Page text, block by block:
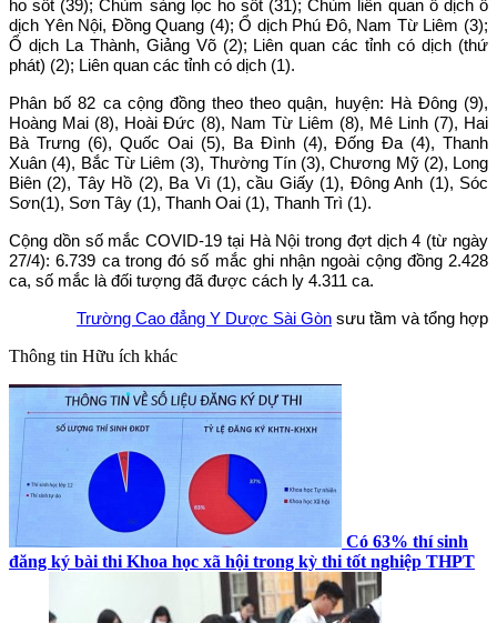
ho sốt (39); Chùm sàng lọc ho sốt (31); Chùm liên quan ổ dịch ổ
dịch Yên Nội, Đồng Quang (4); Ổ dịch Phú Đô, Nam Từ Liêm (3);
Ổ dịch La Thành, Giảng Võ (2); Liên quan các tỉnh có dịch (thứ
phát) (2); Liên quan các tỉnh có dịch (1).
Phân bố 82 ca cộng đồng theo theo quận, huyện: Hà Đông (9),
Hoàng Mai (8), Hoài Đức (8), Nam Từ Liêm (8), Mê Linh (7), Hai
Bà Trưng (6), Quốc Oai (5), Ba Đình (4), Đống Đa (4), Thanh
Xuân (4), Bắc Từ Liêm (3), Thường Tín (3), Chương Mỹ (2), Long
Biên (2), Tây Hồ (2), Ba Vì (1), cầu Giấy (1), Đông Anh (1), Sóc
Sơn(1), Sơn Tây (1), Thanh Oai (1), Thanh Trì (1).
Cộng dồn số mắc COVID-19 tại Hà Nội trong đợt dịch 4 (từ ngày
27/4): 6.739 ca trong đó số mắc ghi nhận ngoài cộng đồng 2.428
ca, số mắc là đối tượng đã được cách ly 4.311 ca.
Trường Cao đẳng Y Dược Sài Gòn sưu tầm và tổng hợp
Thông tin Hữu ích khác
Có 63% thí sinh
đăng ký bài thi Khoa học xã hội trong kỳ thi tốt nghiệp THPT